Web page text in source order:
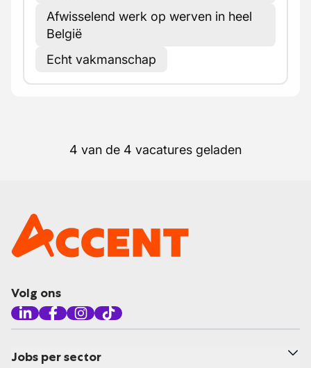
Afwisselend werk op werven in heel
België
Echt vakmanschap
4 van de 4 vacatures geladen
Volg ons
Jobs per sector